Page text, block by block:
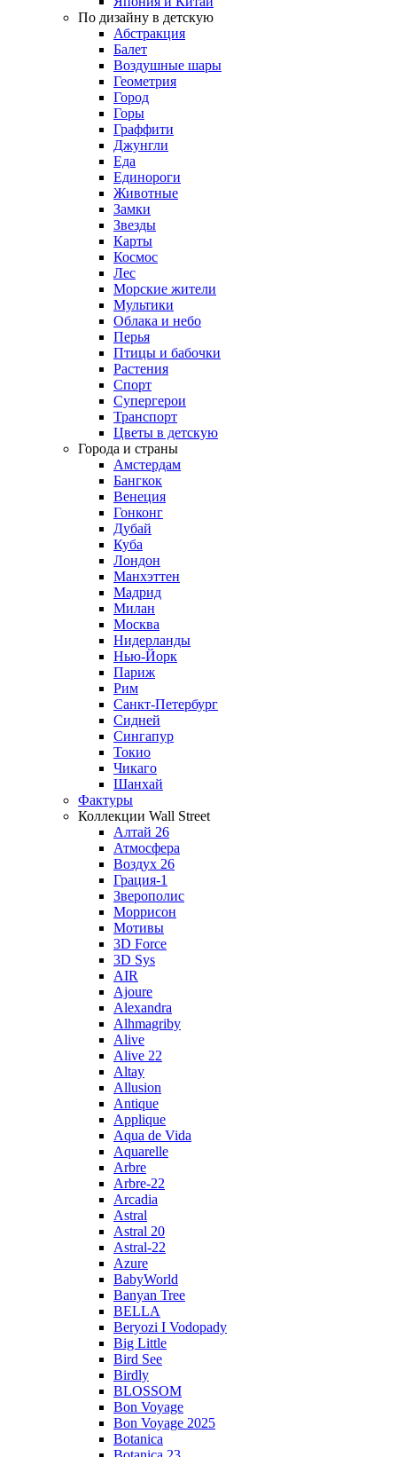
По дизайну в детскую
Абстракция
Балет
Воздушные шары
Геометрия
Город
Горы
Граффити
Джунгли
Еда
Единороги
Животные
Замки
Звезды
Карты
Космос
Лес
Морские жители
Мультики
Облака и небо
Перья
Птицы и бабочки
Растения
Спорт
Супергерои
Транспорт
Цветы в детскую
Города и страны
Амстердам
Бангкок
Венеция
Гонконг
Дубай
Куба
Лондон
Манхэттен
Мадрид
Милан
Москва
Нидерланды
Нью-Йорк
Париж
Рим
Санкт-Петербург
Сидней
Сингапур
Токио
Чикаго
Шанхай
Фактуры
Коллекции Wall Street
Алтай 26
Атмосфера
Воздух 26
Грация-1
Зверополис
Моррисон
Мотивы
3D Force
3D Sys
AIR
Ajoure
Alexandra
Alhmagriby
Alive
Alive 22
Altay
Allusion
Antique
Applique
Aqua de Vida
Aquarelle
Arbre
Arbre-22
Arcadia
Astral
Astral 20
Astral-22
Azure
BabyWorld
Banyan Tree
BELLA
Beryozi I Vodopady
Big Little
Bird See
Birdly
BLOSSOM
Bon Voyage
Bon Voyage 2025
Botanica